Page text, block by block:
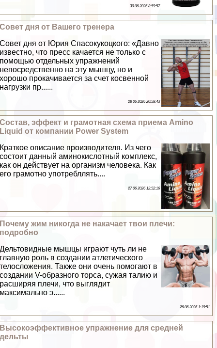
30 06 2026 8:59:57
Совет дня от Вашего тренера
Совет дня от Юрия Спасокукоцкого: «Давно
известно, что пресс качается не только с
помощью отдельных упражнений
непосредственно на эту мышцу, но и
хорошо прокачивается за счет косвенной
нагрузки пр......
28 06 2026 20:58:43
Состав, эффект и грамотная схема приема Amino
Liquid от компании Power System
Краткое описание производителя. Из чего
состоит данный аминокислотный комплекс,
как он действует на организм человека. Как
его грамотно употрeбллять....
27 06 2026 12:52:16
Почему жим никогда не накачает твои плечи:
подробно
Дельтовидные мышцы играют чуть ли не
главную роль в создании атлетического
телосложения. Также они очень помогают в
создании V-образного торса, сужая талию и
расширяя плечи, что выглядит
максимально э......
26 06 2026 1:19:51
Высокоэффективное упражнение для средней
дельты